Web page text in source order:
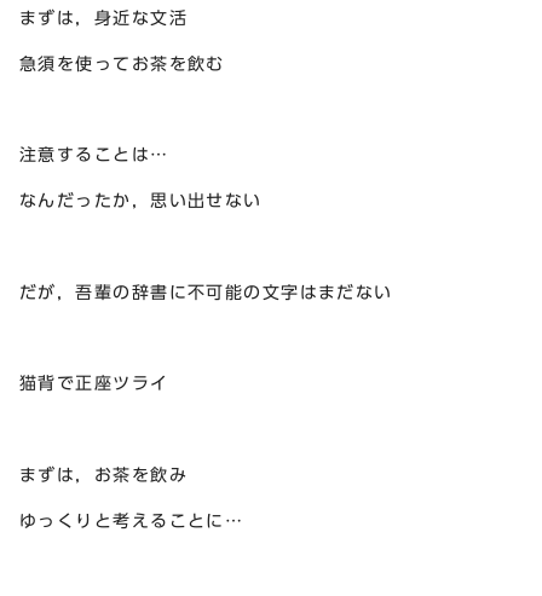
まずは，身近な文活
急須を使ってお茶を飲む
注意することは…
なんだったか，思い出せない
だが，吾輩の辞書に不可能の文字はまだない
猫背で正座ツライ
まずは，お茶を飲み
ゆっくりと考えることに…